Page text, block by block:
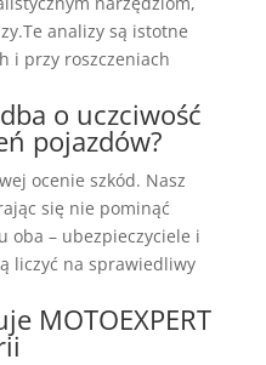
analizy są istotne
i przy roszczeniach
dba o uczciwość
pojazdów?
ocenie szkód. Nasz
się nie pominąć
oba – ubezpieczyciele i
liczyć na sprawiedliwy
MOTOEXPERT